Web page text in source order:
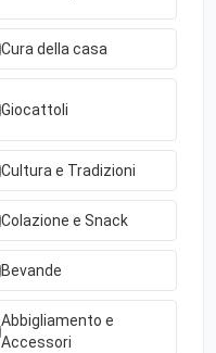
Cura della casa
Giocattoli
Cultura e Tradizioni
Colazione e Snack
Bevande
Abbigliamento e
Accessori